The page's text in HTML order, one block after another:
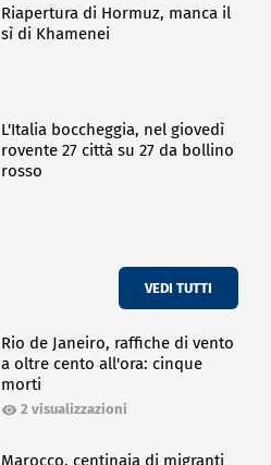
Riapertura di Hormuz, manca il
sì di Khamenei
L'Italia boccheggia, nel giovedì
rovente 27 città su 27 da bollino
rosso
VEDI TUTTI
Rio de Janeiro, raffiche di vento
a oltre cento all'ora: cinque
morti
2 visualizzazioni
Marocco, centinaia di migranti